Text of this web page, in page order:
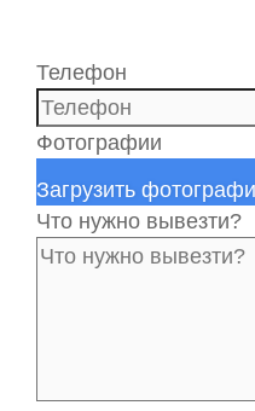
Телефон
Фотографии
Загрузить
Что нужно вывезти?